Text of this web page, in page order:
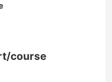
course